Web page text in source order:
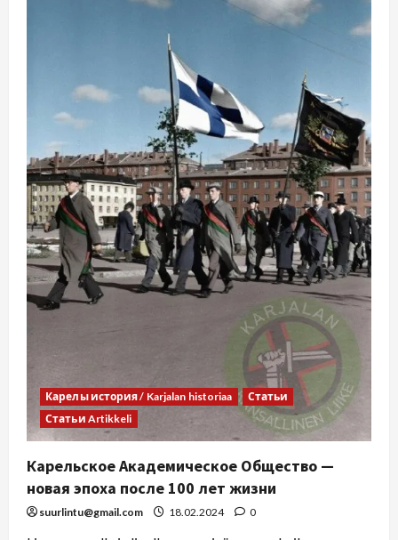
Карелы история / Karjalan historiaa
Статьи
Статьи Artikkeli
Карельское Академическое Общество —
новая эпоха после 100 лет жизни
suurlintu@gmail.com 18.02.2024 0